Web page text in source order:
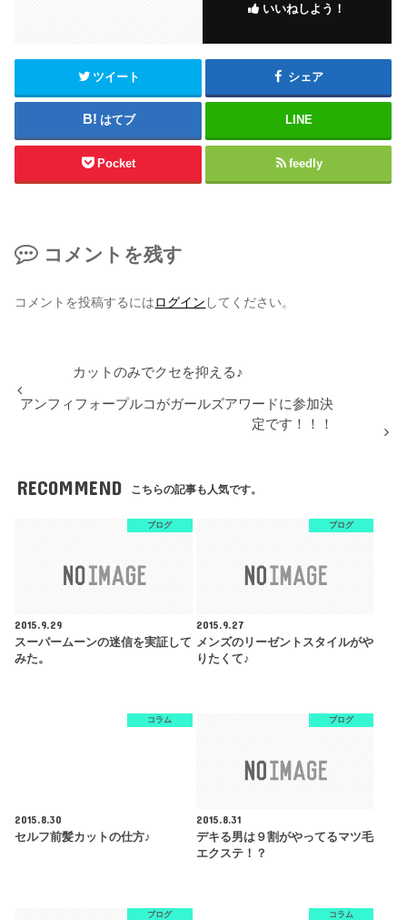
いいねしよう！
ツイート シェア
はてブ LINE
Pocket feedly
コメントを残す
コメントを投稿するにはログイン してください。
カットのみでクセを抑える♪
アンフィフォープルコがガールズアワードに参加決
定です！！！
RECOMMEND こちらの記事も人気です。
ブログ
2015.9.29
スーパームーンの迷信を実証して
みた。
ブログ
2015.9.27
メンズのリーゼントスタイルがや
りたくて♪
コラム
2015.8.30
セルフ前髪カットの仕方♪
ブログ
2015.8.31
デキる男は９割がやってるマツ毛
エクステ！？
ブログ コラム